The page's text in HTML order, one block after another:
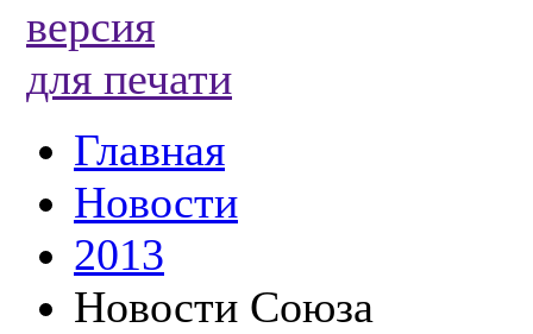
версия
для печати
Главная
Новости
2013
Новости Союза